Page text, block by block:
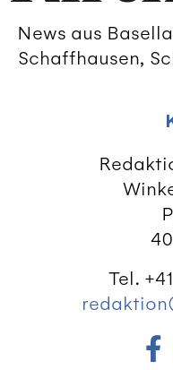
News aus
Schaffhausen,
Tel.